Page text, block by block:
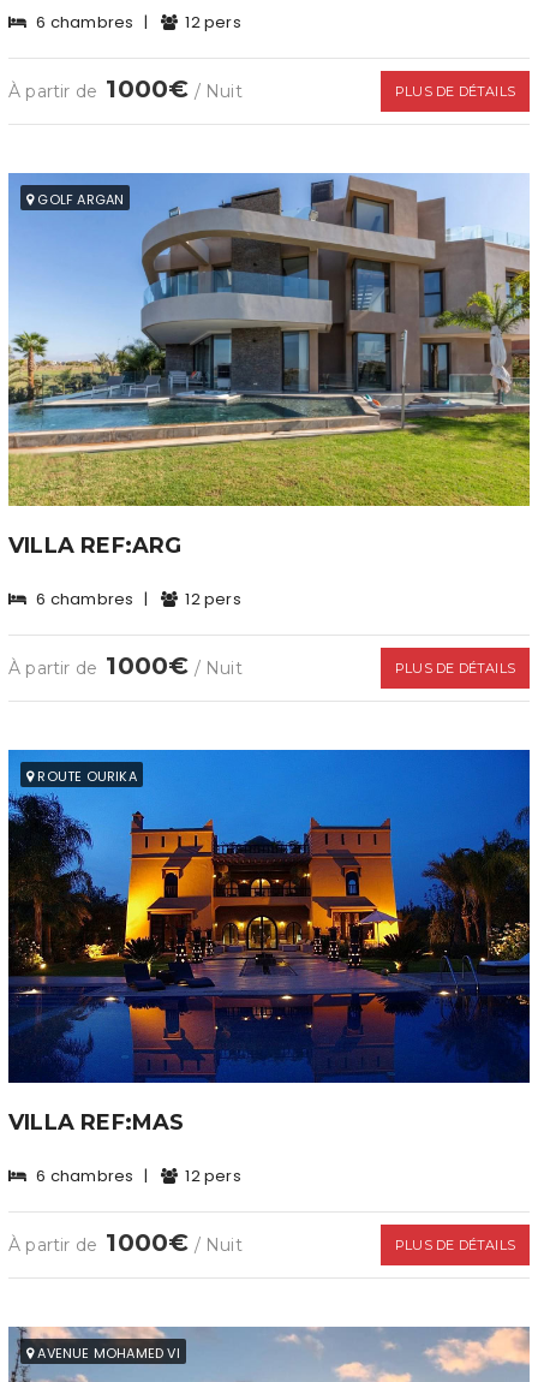
6 chambres | 12 pers
À partir de 1000€ / Nuit PLUS DE DÉTAILS
GOLF ARGAN
VILLA REF:ARG
6 chambres | 12 pers
À partir de 1000€ / Nuit PLUS DE DÉTAILS
ROUTE OURIKA
VILLA REF:MAS
6 chambres | 12 pers
À partir de 1000€ / Nuit PLUS DE DÉTAILS
AVENUE MOHAMED VI